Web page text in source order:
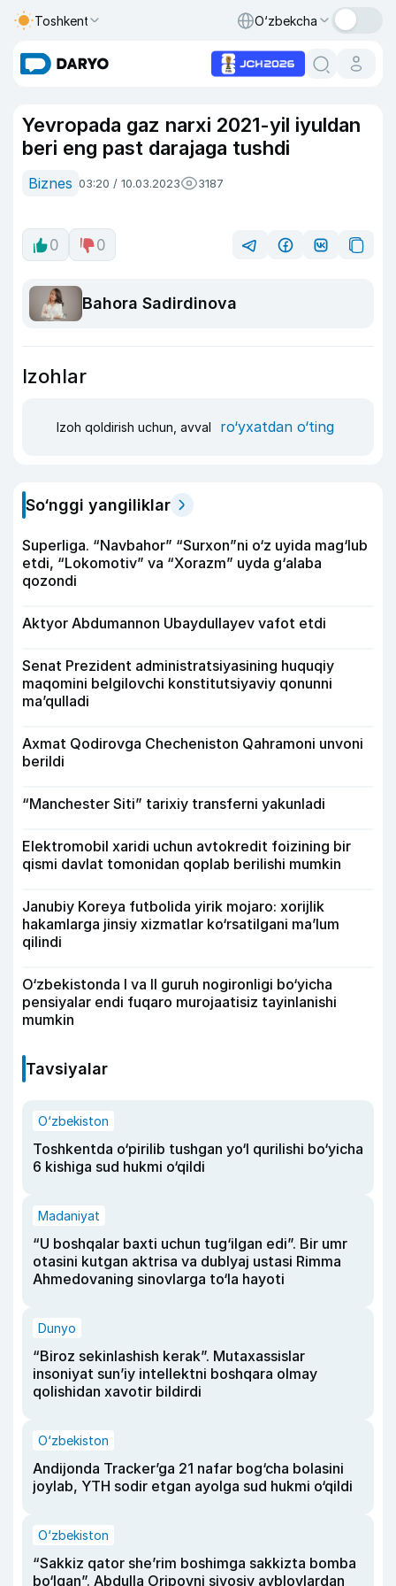
Toshkent O‘zbekcha
Yevropada gaz narxi 2021-yil iyuldan
beri eng past darajaga tushdi
Biznes 03:20 / 10.03.2023 3187
0 0
Bahora Sadirdinova
Izohlar
Izoh qoldirish uchun, avval ro‘yxatdan o‘ting
So‘nggi yangiliklar
Superliga. “Navbahor” “Surxon”ni o‘z uyida mag‘lub
etdi, “Lokomotiv” va “Xorazm” uyda g‘alaba
qozondi
Aktyor Abdu­mannon Ubaydullayev vafot etdi
Senat Prezident administratsiyasining huquqiy
maqomini belgilovchi konstitutsiyaviy qonunni
ma’qulladi
Axmat Qodirovga Checheniston Qahramoni unvoni
berildi
“Manchester Siti” tarixiy transferni yakunladi
Elektromobil xaridi uchun avtokredit foizining bir
qismi davlat tomonidan qoplab berilishi mumkin
Janubiy Koreya futbolida yirik mojaro: xorijlik
hakamlarga jinsiy xizmatlar ko‘rsatilgani ma’lum
qilindi
O‘zbekistonda I va II guruh nogironligi bo‘yicha
pensiyalar endi fuqaro murojaatisiz tayinlanishi
mumkin
Tavsiyalar
O‘zbekiston
Toshkentda o‘pirilib tushgan yo‘l qurilishi bo‘yicha
6 kishiga sud hukmi o‘qildi
Madaniyat
“U boshqalar baxti uchun tug‘ilgan edi”. Bir umr
otasini kutgan aktrisa va dublyaj ustasi Rimma
Ahmedovaning sinovlarga to‘la hayoti
Dunyo
“Biroz sekinlashish kerak”. Mutaxassislar
insoniyat sun’iy intellektni boshqara olmay
qolishidan xavotir bildirdi
O‘zbekiston
Andijonda Tracker’ga 21 nafar bog‘cha bolasini
joylab, YTH sodir etgan ayolga sud hukmi o‘qildi
O‘zbekiston
“Sakkiz qator she’rim boshimga sakkizta bomba
bo‘lgan”. Abdulla Oripovni siyosiy ayblovlardan